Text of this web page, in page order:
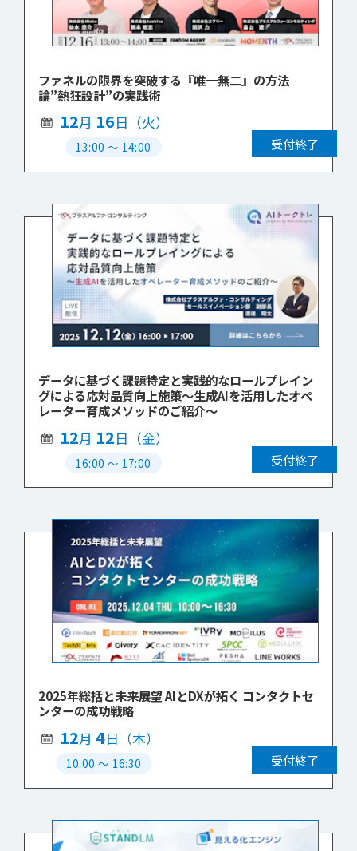
ファネルの限界を突破する『唯一無二』の方法
論”熱狂設計”の実践術
12月 16日（火）
13:00〜 14:00 受付終了
データに基づく課題特定と実践的なロールプレイン
グによる応対品質向上施策～生成AIを活用したオペ
レーター育成メソッドのご紹介～
12月 12日（金）
16:00〜 17:00 受付終了
2025年総括と未来展望 AIとDXが拓く コンタクトセ
ンターの成功戦略
12月 4日（木）
10:00〜 16:30 受付終了